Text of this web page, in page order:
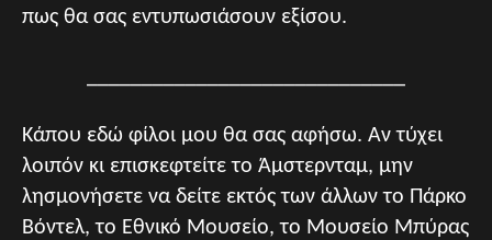
πως θα σας εντυπωσιάσουν εξίσου.
Κάπου εδώ φίλοι μου θα σας αφήσω. Αν τύχει
λοιπόν κι επισκεφτείτε το Άμστερνταμ, μην
λησμονήσετε να δείτε εκτός των άλλων το Πάρκο
Βόντελ, το Εθνικό Μουσείο, το Μουσείο Μπύρας